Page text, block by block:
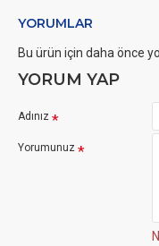
YORUMLAR
Bu ürün için daha önce
YORUM YAP
Adınız
Yorumunuz